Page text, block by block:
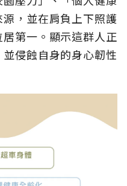
，並在肩負上下照護
第一。顯示這群人正
侵蝕自身的身心韌性